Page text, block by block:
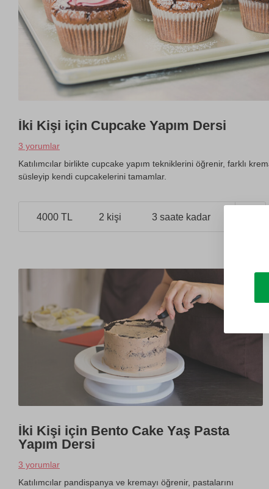
İki Kişi için Cupcake Yapım Dersi
3 yorumlar
Katılımcılar birlikte cupcake yapım tekniklerini öğrenir, farklı
süsleyip kendi cupcakelerini tamamlar.
4000 TL 2 kişi 3 saate kadar
İki Kişi için Bento Cake Yaş Pasta
Yapım Dersi
3 yorumlar
Katılımcılar pandispanya ve kremayı öğrenir, pastalarını